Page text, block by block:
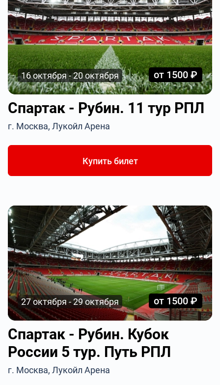
16 октября - 20 октября от 1500 ₽
Спартак - Рубин. 11 тур РПЛ
г. Москва, Лукойл Арена
Купить билет
27 октября - 29 октября от 1500 ₽
Спартак - Рубин. Кубок
России 5 тур. Путь РПЛ
г. Москва, Лукойл Арена